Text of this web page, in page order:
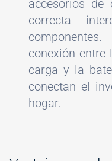
accesorios de
correcta
conexión entre
carga y la
conectan el
hogar.